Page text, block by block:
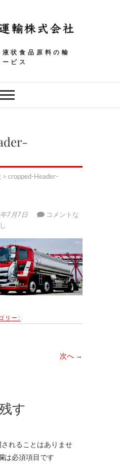
状食品原料の輸
ビス
> cropped-Header-
7月7日
コメントな
し
リー:
次へ →
す
れることはありませ
は必須項目です